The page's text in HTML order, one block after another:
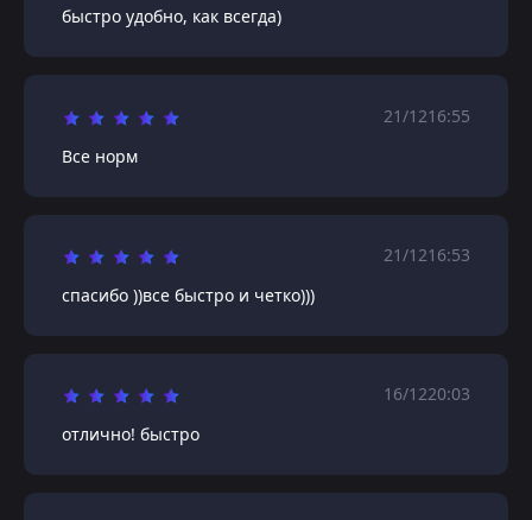
быстро удобно, как всегда)
21/1216:55
Все норм
21/1216:53
спасибо ))все быстро и четко)))
16/1220:03
отлично! быстро